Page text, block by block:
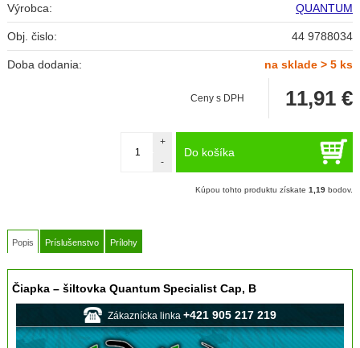
Výrobca: QUANTUM
Obj. čislo: 44 9788034
Doba dodania: na sklade > 5 ks
Ceny s DPH 11,91 €
Do košíka
-
+
Kúpou tohto produktu získate1,19 bodov.
Popis Príslušenstvo Prílohy
Čiapka – šiltovka Quantum Specialist Cap, B